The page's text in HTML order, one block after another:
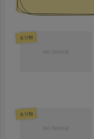
未分類
未分類